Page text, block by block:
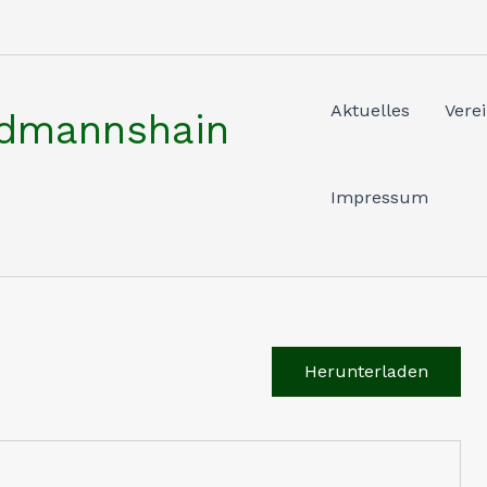
Aktuelles
Impressum
Herunterladen